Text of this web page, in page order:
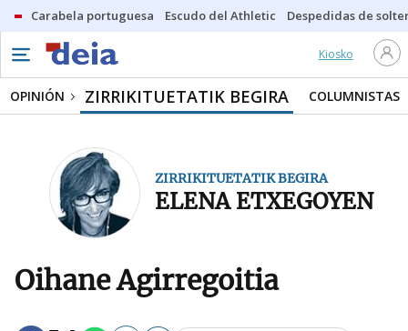
Carabela portuguesa Escudo del Athletic Despedidas de
Kiosko
OPINIÓN ZIRRIKITUETATIK BEGIRA COLUMNISTAS
ZIRRIKITUETATIK BEGIRA
ELENA ETXEGOYEN
Oihane Agirregoitia